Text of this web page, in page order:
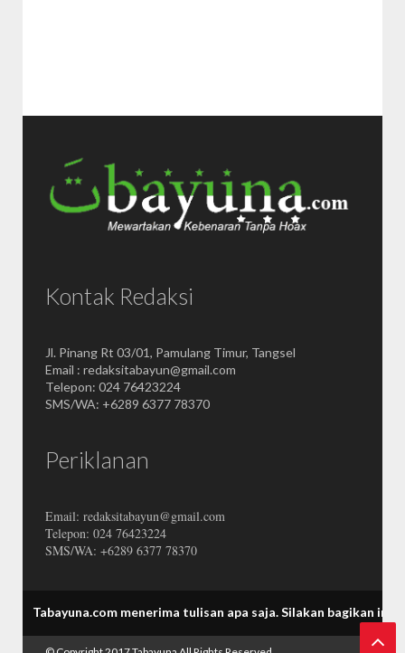
Kontak Redaksi
Jl. Pinang Rt 03/01, Pamulang Timur, Tangsel
Email : redaksitabayun@gmail.com
Telepon: 024 76423224
SMS/WA: +6289 6377 78370
Periklanan
Email: redaksitabayun@gmail.com
Telepon: 024 76423224
SMS/WA: +6289 6377 78370
menerima tulisan apa saja. Silakan bagikan informasi